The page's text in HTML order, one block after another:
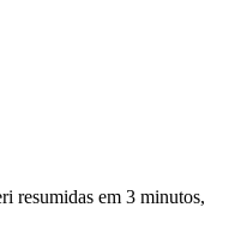
resumidas em 3 minutos,